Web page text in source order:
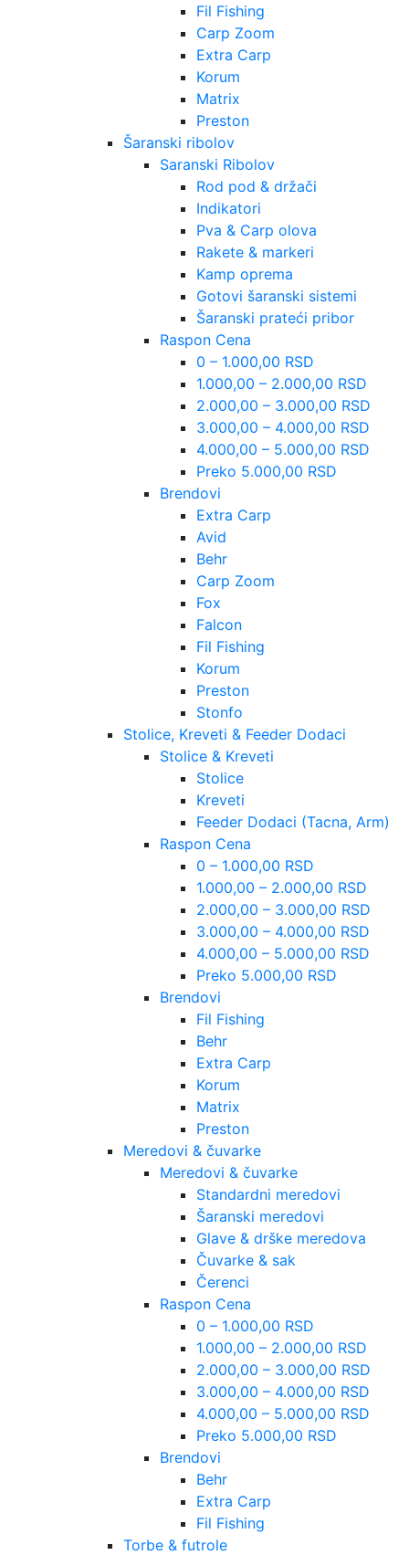
Fil Fishing
Carp Zoom
Extra Carp
Korum
Matrix
Preston
Šaranski ribolov
Saranski Ribolov
Rod pod & držači
Indikatori
Pva & Carp olova
Rakete & markeri
Kamp oprema
Gotovi šaranski sistemi
Šaranski prateći pribor
Raspon Cena
0 – 1.000,00 RSD
1.000,00 – 2.000,00 RSD
2.000,00 – 3.000,00 RSD
3.000,00 – 4.000,00 RSD
4.000,00 – 5.000,00 RSD
Preko 5.000,00 RSD
Brendovi
Extra Carp
Avid
Behr
Carp Zoom
Fox
Falcon
Fil Fishing
Korum
Preston
Stonfo
Stolice, Kreveti & Feeder Dodaci
Stolice & Kreveti
Stolice
Kreveti
Feeder Dodaci (Tacna, Arm)
Raspon Cena
0 – 1.000,00 RSD
1.000,00 – 2.000,00 RSD
2.000,00 – 3.000,00 RSD
3.000,00 – 4.000,00 RSD
4.000,00 – 5.000,00 RSD
Preko 5.000,00 RSD
Brendovi
Fil Fishing
Behr
Extra Carp
Korum
Matrix
Preston
Meredovi & čuvarke
Meredovi & čuvarke
Standardni meredovi
Šaranski meredovi
Glave & drške meredova
Čuvarke & sak
Čerenci
Raspon Cena
0 – 1.000,00 RSD
1.000,00 – 2.000,00 RSD
2.000,00 – 3.000,00 RSD
3.000,00 – 4.000,00 RSD
4.000,00 – 5.000,00 RSD
Preko 5.000,00 RSD
Brendovi
Behr
Extra Carp
Fil Fishing
Torbe & futrole